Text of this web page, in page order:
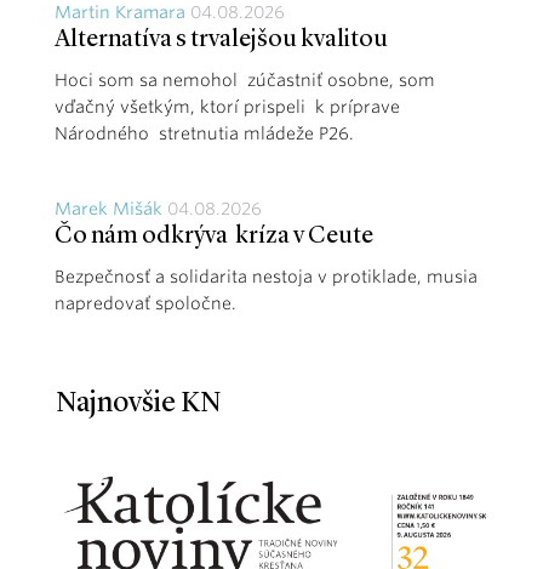
Martin Kramara 04.08.2026
Alternatíva s trvalejšou kvalitou
Hoci som sa nemohol zúčastniť osobne, som
vďačný všetkým, ktorí prispeli k príprave
Národného stretnutia mládeže P26.
Marek Mišák 04.08.2026
Čo nám odkrýva kríza v Ceute
Bezpečnosť a solidarita nestoja v protiklade, musia
napredovať spoločne.
Najnovšie KN